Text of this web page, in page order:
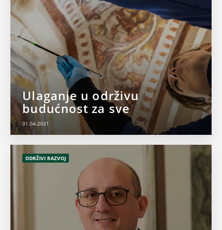
Ulaganje u održivu
budućnost za sve
01.04.2021
ODRŽIVI RAZVOJ